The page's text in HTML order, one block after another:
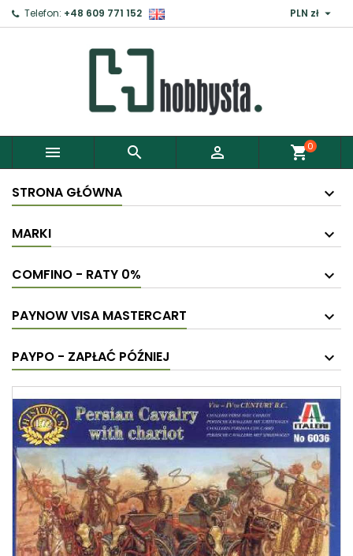
Telefon: +48 609 771 152 PLN zł 
   shopping_cart0
STRONA GŁÓWNA
MARKI
COMFINO - RATY 0%
PAYNOW VISA MASTERCART
PAYPO - ZAPŁAĆ PÓŹNIEJ